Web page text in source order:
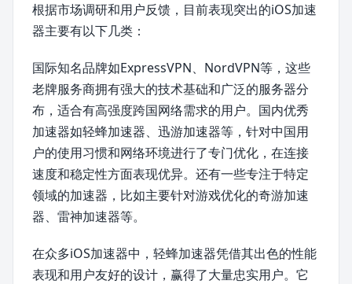
根据市场调研和用户反馈，目前表现突出的iOS加速
器主要有以下几类：
国际知名品牌如ExpressVPN、NordVPN等，这些
老牌服务商拥有强大的技术基础和广泛的服务器分
布，适合有高强度跨国网络需求的用户。国内优秀
加速器如轻蜂加速器、迅游加速器等，针对中国用
户的使用习惯和网络环境进行了专门优化，在连接
速度和稳定性方面表现优异。还有一些专注于特定
领域的加速器，比如主要针对游戏优化的奇游加速
器、雷神加速器等。
在众多iOS加速器中，轻蜂加速器凭借其出色的性能
表现和用户友好的设计，赢得了大量忠实用户。它